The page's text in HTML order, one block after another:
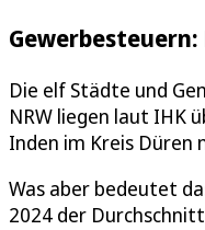
Die elf Städte und
NRW liegen laut IHK
Inden im Kreis Düren
Was aber bedeutet
2024 der